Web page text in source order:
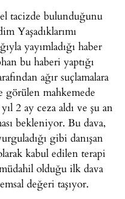
tacizde bulunduğunu
Yaşadıklarımı
yayımladığı haber
bu haberi yaptığı
ağır suçlamalara
görülen mahkemede
2 ay ceza aldı ve şu an
bekleniyor. Bu dava,
gibi danışan
kabul edilen terapi
olduğu ilk dava
değeri taşıyor.